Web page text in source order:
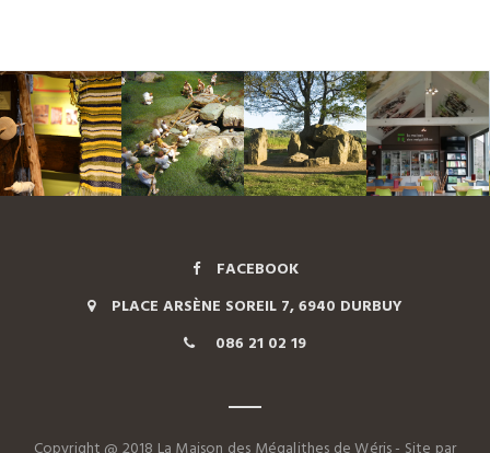
FACEBOOK
PLACE ARSÈNE SOREIL 7, 6940 DURBUY
086 21 02 19